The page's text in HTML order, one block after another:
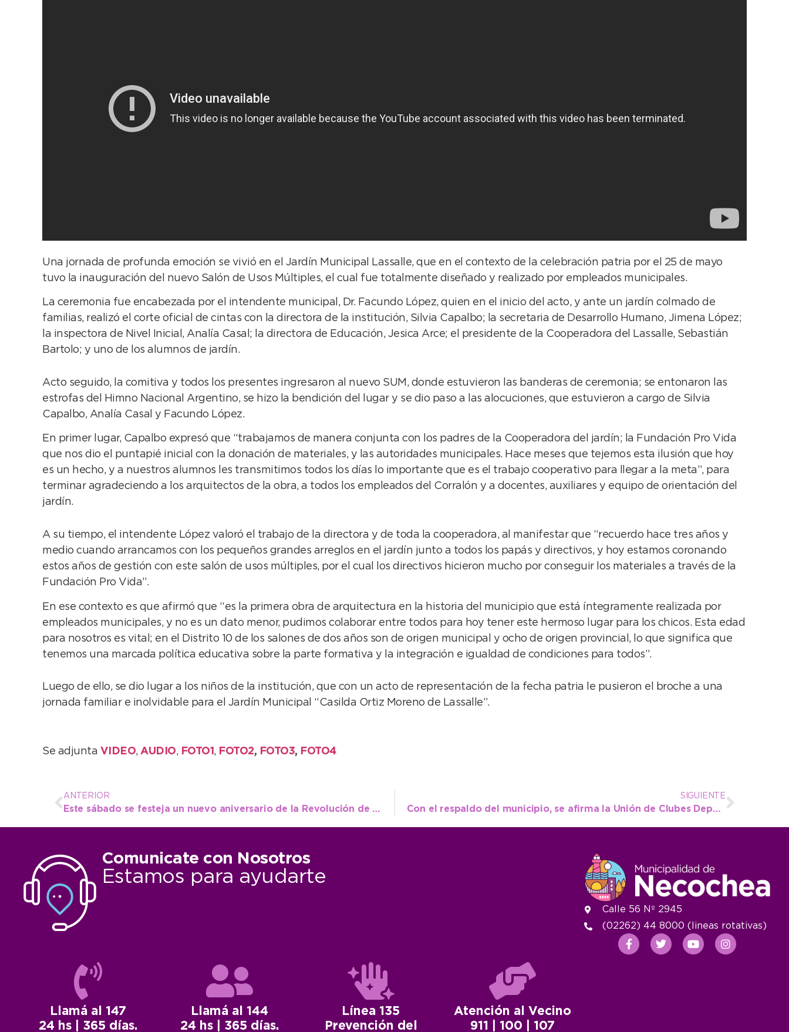
Una jornada de profunda emoción se vivió en el Jardín Municipal Lassalle, que en el contexto de la celebración patria por el 25 de mayo
tuvo la inauguración del nuevo Salón de Usos Múltiples, el cual fue totalmente diseñado y realizado por empleados municipales.
La ceremonia fue encabezada por el intendente municipal, Dr. Facundo López, quien en el inicio del acto, y ante un jardín colmado de
familias, realizó el corte oficial de cintas con la directora de la institución, Silvia Capalbo; la secretaria de Desarrollo Humano, Jimena López;
la inspectora de Nivel Inicial, Analía Casal; la directora de Educación, Jesica Arce; el presidente de la Cooperadora del Lassalle, Sebastián
Bartolo; y uno de los alumnos de jardín.
Acto seguido, la comitiva y todos los presentes ingresaron al nuevo SUM, donde estuvieron las banderas de ceremonia; se entonaron las
estrofas del Himno Nacional Argentino, se hizo la bendición del lugar y se dio paso a las alocuciones, que estuvieron a cargo de Silvia
Capalbo, Analía Casal y Facundo López.
En primer lugar, Capalbo expresó que “trabajamos de manera conjunta con los padres de la Cooperadora del jardín; la Fundación Pro Vida
que nos dio el puntapié inicial con la donación de materiales, y las autoridades municipales. Hace meses que tejemos esta ilusión que hoy
es un hecho, y a nuestros alumnos les transmitimos todos los días lo importante que es el trabajo cooperativo para llegar a la meta”, para
terminar agradeciendo a los arquitectos de la obra, a todos los empleados del Corralón y a docentes, auxiliares y equipo de orientación del
jardín.
A su tiempo, el intendente López valoró el trabajo de la directora y de toda la cooperadora, al manifestar que “recuerdo hace tres años y
medio cuando arrancamos con los pequeños grandes arreglos en el jardín junto a todos los papás y directivos, y hoy estamos coronando
estos años de gestión con este salón de usos múltiples, por el cual los directivos hicieron mucho por conseguir los materiales a través de la
Fundación Pro Vida”.
En ese contexto es que afirmó que “es la primera obra de arquitectura en la historia del municipio que está íntegramente realizada por
empleados municipales, y no es un dato menor, pudimos colaborar entre todos para hoy tener este hermoso lugar para los chicos. Esta edad
para nosotros es vital; en el Distrito 10 de los salones de dos años son de origen municipal y ocho de origen provincial, lo que significa que
tenemos una marcada política educativa sobre la parte formativa y la integración e igualdad de condiciones para todos”.
Luego de ello, se dio lugar a los niños de la institución, que con un acto de representación de la fecha patria le pusieron el broche a una
jornada familiar e inolvidable para el Jardín Municipal “Casilda Ortiz Moreno de Lassalle”.
Se adjunta VIDEO, AUDIO, FOTO1 , FOTO2, FOTO3, FOTO4
ANTERIOR
Este sábado se festeja un nuevo aniversario de la Revolución de Mayo
SIGUIENTE
Con el respaldo del municipio, se afirma la Unión de Clubes Deportivos de Necochea
Comunicate con Nosotros
Estamos para ayudarte
Llamá al 147
24 hs | 365 días.
Llamá al 144
24 hs | 365 días.
Línea 135
Prevención del
Atención al Vecino
911 | 100 | 107
Calle 56 Nº 2945
(02262) 44 8000 (lineas rotativas)